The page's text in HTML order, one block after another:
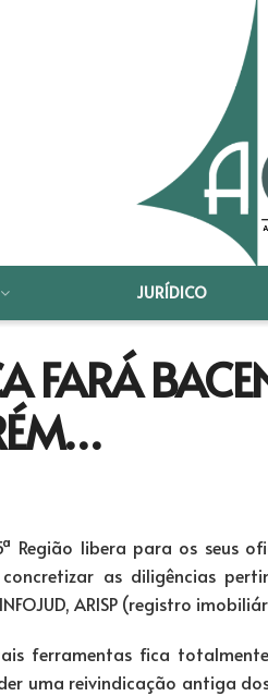
JURÍDICO
FARÁ
Região libera para os seus
as diligências
ARISP (registro
ferramentas fica
uma reivindicação antiga